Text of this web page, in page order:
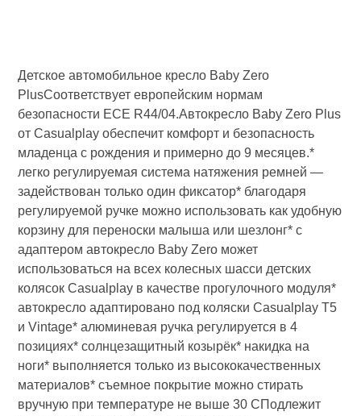
Детское автомобильное кресло Baby Zero
PlusCоответствует европейским нормам
безопасноcти ECE R44/04.Автокресло Baby Zero Plus
от Casualplay обеспечит комфорт и безопасность
младенца с рождения и примерно до 9 месяцев.*
легко регулируемая система натяжения ремней —
задействован только один фиксатор* благодаря
регулируемой ручке можно использовать как удобную
корзину для переноски малыша или шезлонг* с
адаптером автокресло Baby Zero может
использоваться на всех колесных шасси детских
колясок Casualplay в качестве прогулочного модуля*
автокресло адаптировано под коляски Casualplay T5
и Vintage* алюминевая ручка регулируется в 4
позициях* солнцезащитный козырёк* накидка на
ноги* выполняется только из высококачественных
материалов* съемное покрытие можно стирать
вручную при температуре не выше 30 СПодлежит